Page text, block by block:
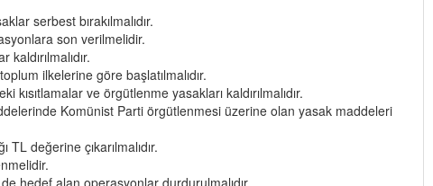
serbest bırakılmalıdır.
son verilmelidir.
ilkelerine göre başlatılmalıdır.
ve örgütlenme yasakları kaldırılmalıdır.
Komünist Parti örgütlenmesi üzerine olan yasak maddeleri
değerine çıkarılmalıdır.
hedef alan operasyonlar durdurulmalıdır.